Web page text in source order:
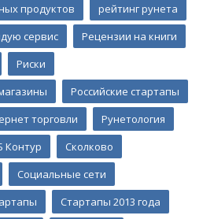
продуктов
рейтинг рунета
сервис
Рецензии на книги
Риски
Российские стартапы
торговли
Рунетология
Контур
Сколково
Социальные сети
Стартапы 2013 года